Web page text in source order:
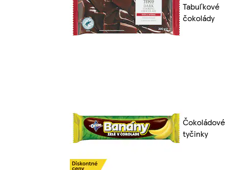
Tabuľkové
čokolády
Čokoládové
tyčinky